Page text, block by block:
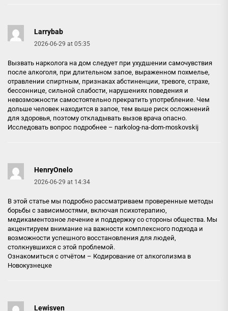
Larrybab
2026-06-29 at 05:35
Вызвать нарколога на дом следует при ухудшении самочувствия
после алкоголя, при длительном запое, выраженном похмелье,
отравлении спиртным, признаках абстиненции, тревоге, страхе,
бессоннице, сильной слабости, нарушениях поведения и
невозможности самостоятельно прекратить употребление. Чем
дольше человек находится в запое, тем выше риск осложнений
для здоровья, поэтому откладывать вызов врача опасно.
Исследовать вопрос подробнее – narkolog-na-dom-moskovskij
HenryOnelo
2026-06-29 at 14:34
В этой статье мы подробно рассматриваем проверенные методы
борьбы с зависимостями, включая психотерапию,
медикаментозное лечение и поддержку со стороны общества. Мы
акцентируем внимание на важности комплексного подхода и
возможности успешного восстановления для людей,
столкнувшихся с этой проблемой.
Ознакомиться с отчётом – Кодирование от алкоголизма в
Новокузнецке
Lewisven